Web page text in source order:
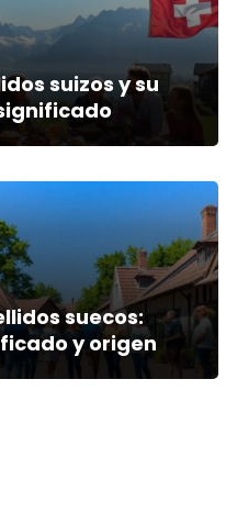
suizos y su
suecos:
y origen